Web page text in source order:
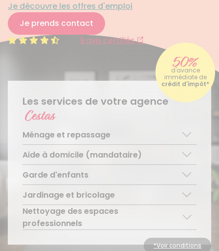
Je découvre les offres d'emploi
Je prends contact
9 avis certifiés
50%
d'avance
immédiate de
crédit d'impôt*
Les services de votre agence
Cestas
Ménage et repassage
Ménage régulier
Ménage ponctuel
Repassage à domicile
Découvrir le service
Aide à domicile (mandataire)
Aide aux personnes âgées
Téléassistance pour personnes âgées
Accompagnement du handicap
Découvrir le service
Garde d'enfants
Garde d’enfants de plus de 3 ans
Découvrir le service
Jardinage et bricolage
Entretien régulier
Entretien ponctuel
Nettoyage des espaces
professionnels
*Voir conditions